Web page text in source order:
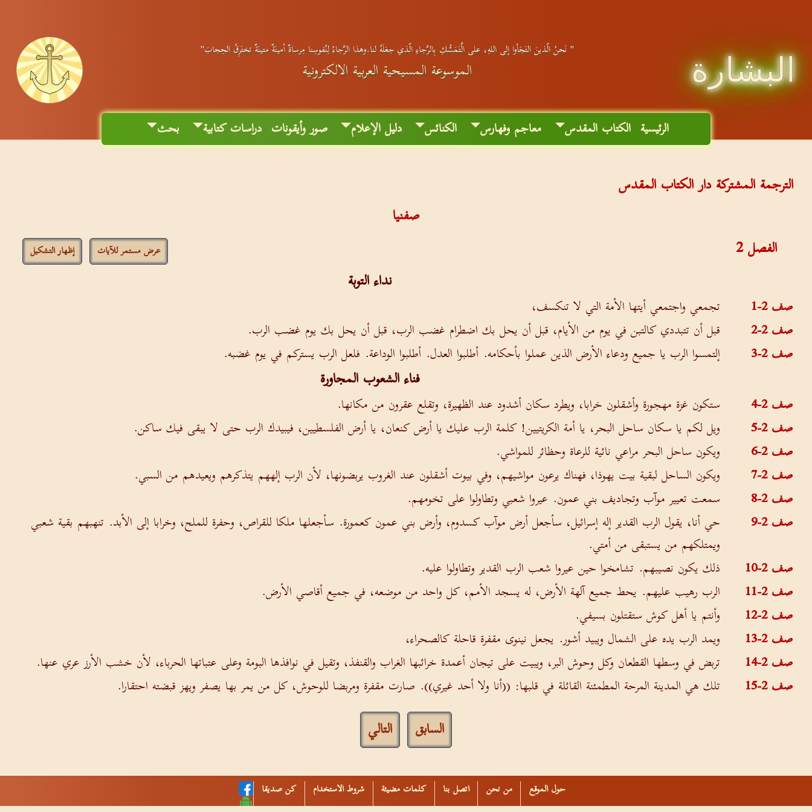
البشارة
" نَحنُ الّذينَ التَجَأوا إلى اللهِ، على الَّتَمَسُّكِ بِالرَّجاءِ الّذي جعَلَهُ لنا.وهذا الرَّجاءُ لِنُفوسِنا مِرساةٌ أمينَةٌ متينَةٌ تختَرِقُ الحِجابَ"
الموسوعة المسيحية العربية الالكترونية
الرئيسية الكتاب المقدس معاجم وفهارس الكنائس دليل الإعلام صور وأيقونات دراسات كتابية بحث
الترجمة المشتركة دار الكتاب المقدس
صفنيا
الفصل2 عرض مستمر للآيات إظهار التشكيل
نداء التوبة
صف 2-1
تجمعي واجتمعي أيتها الأمة التي لا تنكسف،
صف 2-2
قبل أن تتبددي كالتبن في يوم من الأيام، قبل أن يحل بك اضطرام غضب الرب، قبل أن يحل بك يوم غضب الرب.
صف 2-3
إلتمسوا الرب يا جميع ودعاء الأرض الذين عملوا بأحكامه. أطلبوا العدل. أطلبوا الوداعة. فلعل الرب يستركم في يوم غضبه.
فناء الشعوب المجاورة
صف 2-4
ستكون غزة مهجورة وأشقلون خرابا، ويطرد سكان أشدود عند الظهيرة، وتقلع عقرون من مكانها.
صف 2-5
ويل لكم يا سكان ساحل البحر، يا أمة الكريتيين! كلمة الرب عليك يا أرض كنعان، يا أرض الفلسطيين، فيبيدك الرب حتى لا يبقى فيك ساكن.
صف 2-6
ويكون ساحل البحر مراعي نائية للرعاة وحظائر للمواشي.
صف 2-7
ويكون الساحل لبقية بيت يهوذا، فهناك يرعون مواشيهم، وفي بيوت أشقلون عند الغروب يربضونها، لأن الرب إلههم يتذكرهم ويعيدهم من السبي.
صف 2-8
سمعت تعيير موآب وتجاديف بني عمون. عيروا شعبي وتطاولوا على تخومهم.
صف 2-9
حي أنا، يقول الرب القدير إله إسرائيل، سأجعل أرض موآب كسدوم، وأرض بني عمون كعمورة. سأجعلها ملكا للقراص، وحفرة للملح، وخرابا إلى الأبد. تنهبهم بقية شعبي
ويمتلكهم من يستبقى من أمتي.
صف 2-10
ذلك يكون نصيبهم. تشامخوا حين عيروا شعب الرب القدير وتطاولوا عليه.
صف 2-11
الرب رهيب عليهم. يحط جميع آلهة الأرض، له يسجد الأمم، كل واحد من موضعه، في جميع أقاصي الأرض.
صف 2-12
وأنتم يا أهل كوش ستقتلون بسيفي.
صف 2-13
ويمد الرب يده على الشمال ويبيد أشور. يجعل نينوى مقفرة قاحلة كالصحراء،
صف 2-14
تربض في وسطها القطعان وكل وحوش البر، ويبيت على تيجان أعمدة خرائبها الغراب والقنفذ، وتقيل في نوافذها البومة وعلى عتباتها الحرباء، لأن خشب الأرز عري عنها.
صف 2-15
تلك هي المدينة المرحة المطمئنة القائلة في قلبها: ((أنا ولا أحد غيري)). صارت مقفرة ومربضا للوحوش، كل من يمر بها يصفر ويهز قبضته احتقارا.
السابق التالي
حول الموقع من نحن اتصل بنا كلمات مضيئة شروط الاستخدام كن صديقا